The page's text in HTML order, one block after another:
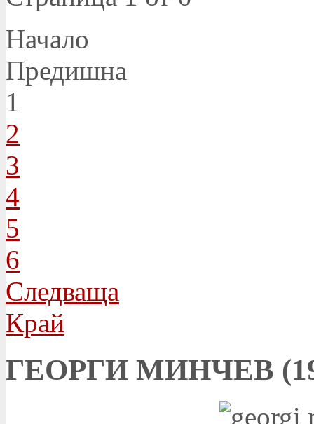
Начало
Предишна
1
2
3
4
5
6
Следваща
Край
ГЕОРГИ МИНЧЕВ